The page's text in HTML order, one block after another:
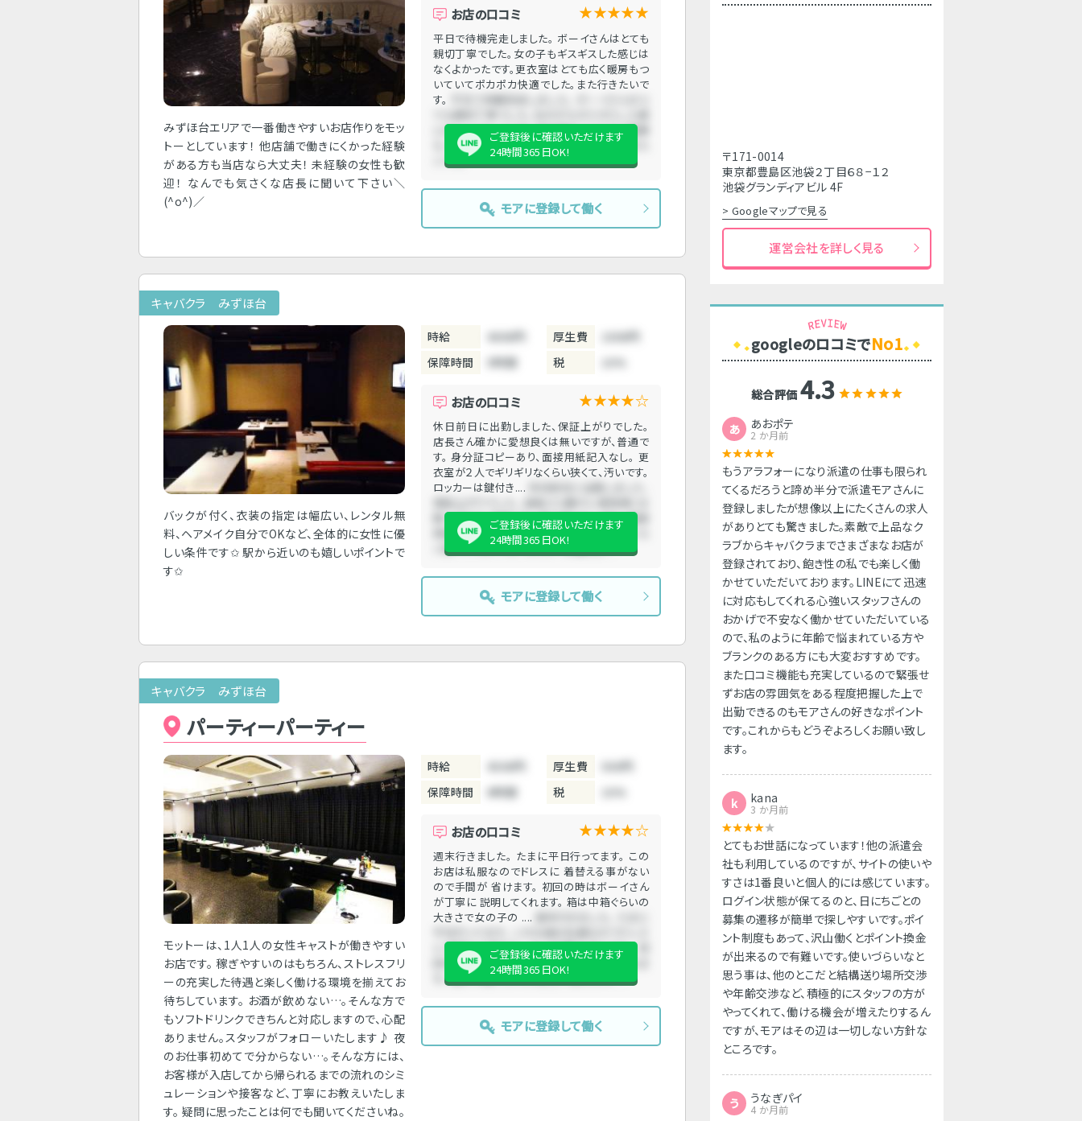
みずほ台エリアで一番働きやすいお店作りをモッ
トーとしています！ 他店舗で働きにくかった経験
がある方も当店なら大丈夫！ 未経験の女性も歓
迎！ なんでも気さくな店長に聞いて下さい＼
(^o^)／
お店の口コミ ★★★★★
平日で待機完走しました。 ボーイさんはとても
親切丁寧でした。女の子もギスギスした感じは
なくよかったです。更衣室はとても広く暖房もつ
いていてポカポカ快適でした。また行きたいで
す。
平日で待機完走しました。 ボーイさんはと
じはなくよかったです。更衣室はとても広く暖房
もついていてポカポカ快適でした。また行きた
いです。
ご登録後に確認いただけます
24時間365日OK!
モアに登録して働く
キャバクラ みずほ台
バックが付く、衣装の指定は幅広い、レンタル無
料、ヘアメイク自分でOKなど、全体的に女性に優
しい条件です✩ 駅から近いのも嬉しいポイントで
す✩
時給 4000円 厚生費
1000円
保障時間
5時間 税
お店の口コミ ★★★★☆
休日前日に出勤しました、保証上がりでした。
店長さん確かに愛想良くは無いですが、普通で
す。 身分証コピーあり、面接用紙記入なし。 更
衣室が２人でギリギリなくらい狭くて、汚いです。
ロッカーは鍵付き....
休日前日に出勤しました、
保証上がりでした。 店長さん確かに愛想良くは
無いですが、普通です。 身分証コピーあり、面接
用紙記入なし。 更衣室が２人でギリギリなくら
い狭くて、汚いです。 ロッカーは鍵付き....
ご登録後に確認いただけます
24時間365日OK!
モアに登録して働く
キャバクラ みずほ台
パーティーパーティー
モットーは、1人1人の女性キャストが働きやすい
お店です。 稼ぎやすいのはもちろん、ストレスフリ
ーの充実した待遇と楽しく働ける環境を揃えてお
待ちしています。 お酒が飲めない…。そんな方で
もソフトドリンクできちんと対応しますので、心配
ありません。スタッフがフォローいたします♪ 夜
のお仕事初めてで分からない…。そんな方には、
お客様が入店してから帰られるまでの流れのシミ
ュレーションや接客など、丁寧にお教えいたしま
す。 疑問に思ったことは何でも聞いてくださいね。
時給 4500円 厚生費
保障時間
6時間 税
お店の口コミ ★★★★☆
週末行きました。 たまに平日行ってます。 この
お店は私服なのでドレスに 着替える事がない
ので手間が 省けます。 初回の時はボーイさん
が丁寧に 説明してくれます。 箱は中箱ぐらいの
大きさで女の子の ....
に 着替える事がないので手間が 省けます。 初
回の時はボーイさんが丁寧に 説明してくれま
す。 箱は中箱ぐらいの大きさで女の子の ....
ご登録後に確認いただけます
24時間365日OK!
モアに登録して働く
〒171-0014
東京都豊島区池袋２丁目６８−１２
池袋グランディアビル 4F
> Googleマップで見る
運営会社を詳しく見る
googleのロコミでNo1
総合評価4.3
あ あおポテ
2 か月前
もうアラフォーになり派遣の仕事も限られ
てくるだろうと諦め半分で派遣モアさんに
登録しましたが想像以上にたくさんの求人
がありとても驚きました。素敵で上品なク
ラブからキャバクラまでさまざまなお店が
登録されており、飽き性の私でも楽しく働
かせていただいております。LINEにて迅速
に対応もしてくれる心強いスタッフさんの
おかげで不安なく働かせていただいている
ので、私のように年齢で悩まれている方や
ブランクのある方にも大変おすすめです。
また口コミ機能も充実しているので緊張せ
ずお店の雰囲気をある程度把握した上で
出勤できるのもモアさんの好きなポイント
です。これからもどうぞよろしくお願い致し
ます。
k kana
3 か月前
とてもお世話になっています！他の派遣会
社も利用しているのですが、サイトの使いや
すさは1番良いと個人的には感じています。
ログイン状態が保てるのと、日にちごとの
募集の遷移が簡単で探しやすいです。ポイ
ント制度もあって、沢山働くとポイント換金
が出来るので有難いです。使いづらいなと
思う事は、他のとこだと結構送り場所交渉
や年齢交渉など、積極的にスタッフの方が
やってくれて、働ける機会が増えたりするん
ですが、モアはその辺は一切しない方針な
ところです。
う うなぎパイ
4 か月前